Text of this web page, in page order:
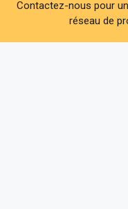
Contactez-nous pour
réseau de